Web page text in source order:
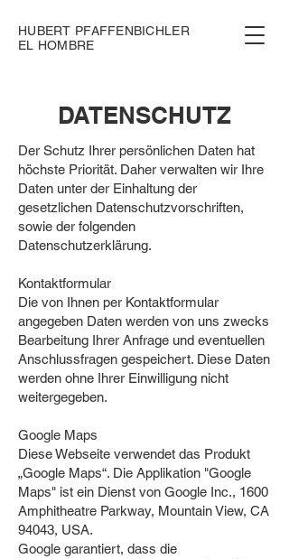
HUBERT PFAFFENBICHLER
EL HOMBRE
DATENSCHUTZ
Der Schutz Ihrer persönlichen Daten hat
höchste Priorität. Daher verwalten wir Ihre
Daten unter der Einhaltung der
gesetzlichen Datenschutzvorschriften,
sowie der folgenden
Datenschutzerklärung.
Kontaktformular
Die von Ihnen per Kontaktformular
angegeben Daten werden von uns zwecks
Bearbeitung Ihrer Anfrage und eventuellen
Anschlussfragen gespeichert. Diese Daten
werden ohne Ihrer Einwilligung nicht
weitergegeben.
Google Maps
Diese Webseite verwendet das Produkt
„Google Maps“. Die Applikation "Google
Maps" ist ein Dienst von Google Inc., 1600
Amphitheatre Parkway, Mountain View, CA
94043, USA.
Google garantiert, dass die